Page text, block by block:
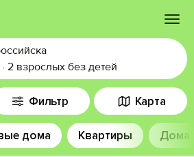
· 2 взрослых без детей
Фильтр Карта
дома Квартиры Дома